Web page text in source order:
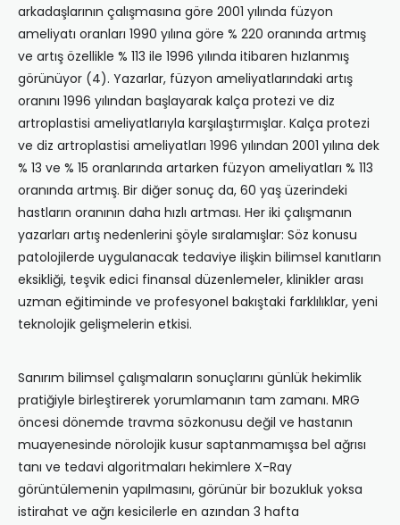
arkadaşlarının çalışmasına göre 2001 yılında füzyon
ameliyatı oranları 1990 yılına göre % 220 oranında artmış
ve artış özellikle % 113 ile 1996 yılında itibaren hızlanmış
görünüyor (4). Yazarlar, füzyon ameliyatlarındaki artış
oranını 1996 yılından başlayarak kalça protezi ve diz
artroplastisi ameliyatlarıyla karşılaştırmışlar. Kalça protezi
ve diz artroplastisi ameliyatları 1996 yılından 2001 yılına dek
% 13 ve % 15 oranlarında artarken füzyon ameliyatları % 113
oranında artmış. Bir diğer sonuç da, 60 yaş üzerindeki
hastların oranının daha hızlı artması. Her iki çalışmanın
yazarları artış nedenlerini şöyle sıralamışlar: Söz konusu
patolojilerde uygulanacak tedaviye ilişkin bilimsel kanıtların
eksikliği, teşvik edici finansal düzenlemeler, klinikler arası
uzman eğitiminde ve profesyonel bakıştaki farklılıklar, yeni
teknolojik gelişmelerin etkisi.
Sanırım bilimsel çalışmaların sonuçlarını günlük hekimlik
pratiğiyle birleştirerek yorumlamanın tam zamanı. MRG
öncesi dönemde travma sözkonusu değil ve hastanın
muayenesinde nörolojik kusur saptanmamışsa bel ağrısı
tanı ve tedavi algoritmaları hekimlere X-Ray
görüntülemenin yapılmasını, görünür bir bozukluk yoksa
istirahat ve ağrı kesicilerle en azından 3 hafta